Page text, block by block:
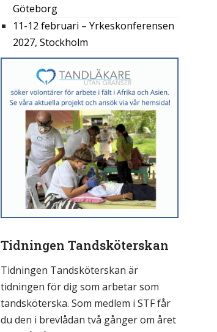
Göteborg
11-12 februari – Yrkeskonferensen
2027, Stockholm
Tidningen Tandsköterskan
Tidningen Tandsköterskan är
tidningen för dig som arbetar som
tandsköterska. Som medlem i STF får
du den i brevlådan två gånger om året